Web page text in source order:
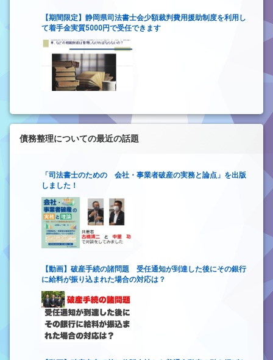
【期間限定】静岡県司法書士会少額裁判費用援助制度を利用し
て着手金実質5000円で受任できます
債務整理についての最近の話題
「司法書士のための 会社・事業者破産の実務と論点」を出版
しました！
【動画】破産手続の諸問題 受任通知が到達した後にその銀行
に給料が振り込まれた場合の対応は？